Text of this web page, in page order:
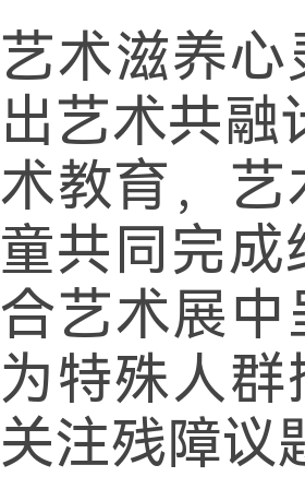
艺术滋养
出艺术共融
术教育，
童共同完
合艺术展
为特殊人
关注残障议